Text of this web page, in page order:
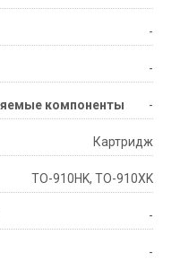
-
-
компоненты -
Картридж
TO-910HK, TO-910XK
-
-